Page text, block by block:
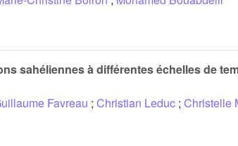
sahéliennes à différentes échelles de
Favreau ; Christian Leduc ; Christelle